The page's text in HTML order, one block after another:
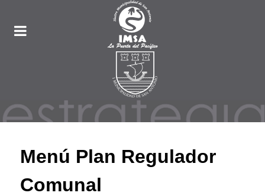
Menú Plan Regulador
Comunal